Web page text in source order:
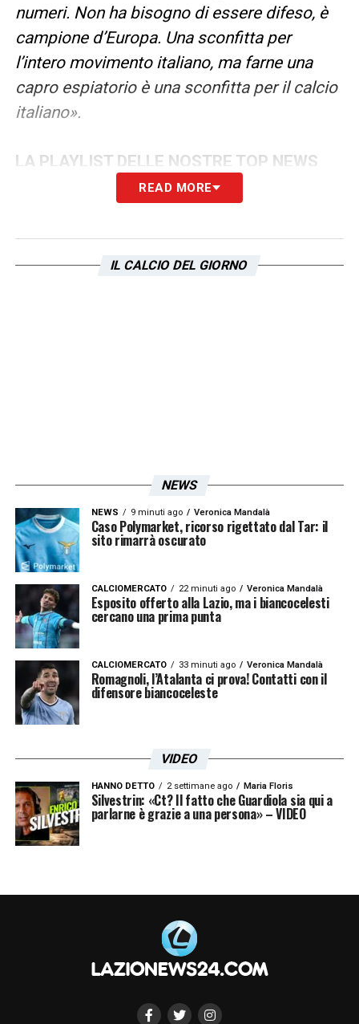
numeri. Non ha bisogno di essere difeso, è
campione d’Europa. Una sconfitta per
l’intero movimento italiano, ma farne una
capro espiatorio è una sconfitta per il calcio
italiano».
LA PLAYLIST DELLE NOSTRE TOP NEWS
READ MORE
IL CALCIO DEL GIORNO
NEWS
NEWS 9 minuti ago Veronica Mandalà
Caso Polymarket, ricorso rigettato dal Tar: il
sito rimarrà oscurato
CALCIOMERCATO 22 minuti ago Veronica Mandalà
Esposito offerto alla Lazio, ma i biancocelesti
cercano una prima punta
CALCIOMERCATO 33 minuti ago Veronica Mandalà
Romagnoli, l’Atalanta ci prova! Contatti con il
difensore biancoceleste
VIDEO
HANNO DETTO 2 settimane ago Maria Floris
Silvestrin: «Ct? Il fatto che Guardiola sia qui a
parlarne è grazie a una persona» – VIDEO